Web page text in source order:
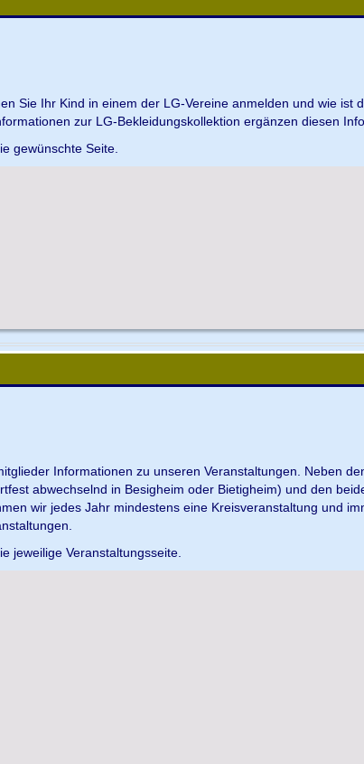
Sie Ihr Kind in einem der LG-Vereine anmelden und wie ist
zur LG-Bekleidungskollektion ergänzen diesen
gewünschte Seite.
Informationen zu unseren Veranstaltungen. Neben
abwechselnd in Besigheim oder Bietigheim) und den
wir jedes Jahr mindestens eine Kreisveranstaltung und
jeweilige Veranstaltungsseite.